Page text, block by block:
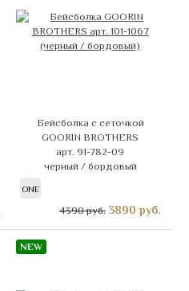
Бейсболка с сеточкой
GOORIN BROTHERS
арт. 91-782-09
черный / бордовый
ONE
4390 руб. 3890 руб.
NEW